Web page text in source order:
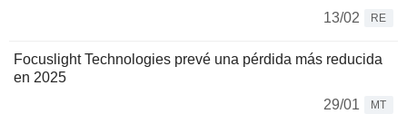
13/02
RE
Focuslight Technologies prevé una pérdida más reducida
en 2025
29/01
MT